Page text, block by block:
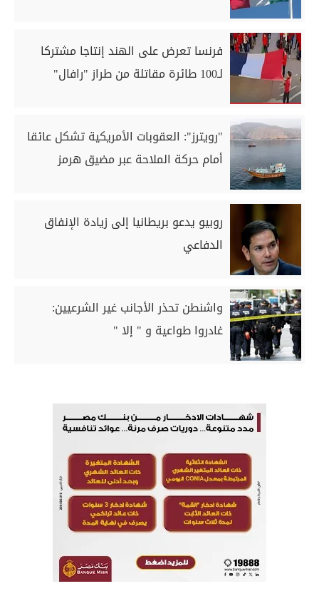
فرنسا تعرض على الهند إنتاجا مشتركا
لـ100 طائرة مقاتلة من طراز "رافال"
"رويترز": العقوبات الأمريكية تشكل عائقا
أمام حركة الملاحة عبر مضيق هرمز
روبيو يدعو بريطانيا إلى زيادة الإنفاق
الدفاعي
واشنطن تحذر الأجانب غير الشرعيين:
غادروا طواعية و " إلا "